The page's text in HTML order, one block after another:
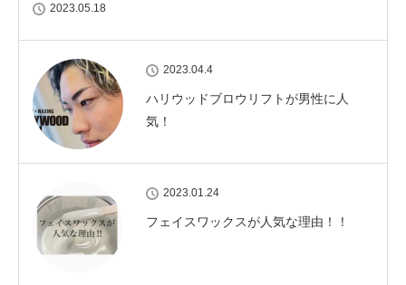
2023.05.18
2023.04.4
ハリウッドブロウリフトが男性に人
気！
2023.01.24
フェイスワックスが人気な理由！！